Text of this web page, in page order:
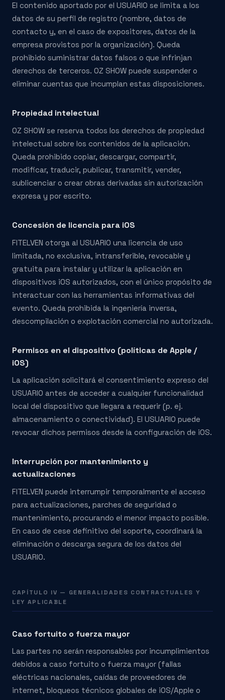
El contenido aportado por el USUARIO se limita a los
datos de su perfil de registro (nombre, datos de
contacto y, en el caso de expositores, datos de la
empresa provistos por la organización). Queda
prohibido suministrar datos falsos o que infrinjan
derechos de terceros. OZ SHOW puede suspender o
eliminar cuentas que incumplan estas disposiciones.
Propiedad intelectual
OZ SHOW se reserva todos los derechos de propiedad
intelectual sobre los contenidos de la aplicación.
Queda prohibido copiar, descargar, compartir,
modificar, traducir, publicar, transmitir, vender,
sublicenciar o crear obras derivadas sin autorización
expresa y por escrito.
Concesión de licencia para iOS
FITELVEN otorga al USUARIO una licencia de uso
limitada, no exclusiva, intransferible, revocable y
gratuita para instalar y utilizar la aplicación en
dispositivos iOS autorizados, con el único propósito de
interactuar con las herramientas informativas del
evento. Queda prohibida la ingeniería inversa,
descompilación o explotación comercial no autorizada.
Permisos en el dispositivo (políticas de Apple /
iOS)
La aplicación solicitará el consentimiento expreso del
USUARIO antes de acceder a cualquier funcionalidad
local del dispositivo que llegara a requerir (p. ej.
almacenamiento o conectividad). El USUARIO puede
revocar dichos permisos desde la configuración de iOS.
Interrupción por mantenimiento y
actualizaciones
FITELVEN puede interrumpir temporalmente el acceso
para actualizaciones, parches de seguridad o
mantenimiento, procurando el menor impacto posible.
En caso de cese definitivo del soporte, coordinará la
eliminación o descarga segura de los datos del
USUARIO.
CAPÍTULO IV — GENERALIDADES CONTRACTUALES Y
LEY APLICABLE
Caso fortuito o fuerza mayor
Las partes no serán responsables por incumplimientos
debidos a caso fortuito o fuerza mayor (fallas
eléctricas nacionales, caídas de proveedores de
internet, bloqueos técnicos globales de iOS/Apple o